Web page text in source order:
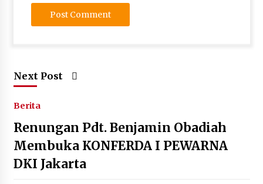
Next Post
Berita
Renungan Pdt. Benjamin Obadiah
Membuka KONFERDA I PEWARNA
DKI Jakarta